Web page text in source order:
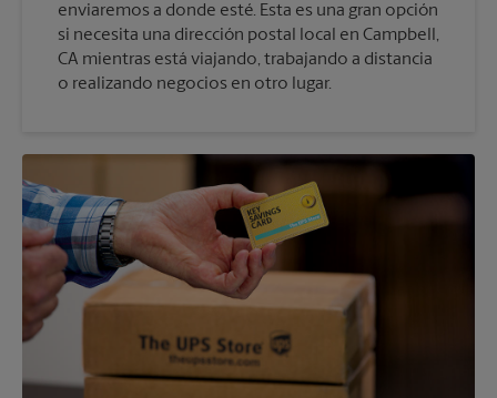
enviaremos a donde esté. Esta es una gran opción
si necesita una dirección postal local en Campbell,
CA mientras está viajando, trabajando a distancia
o realizando negocios en otro lugar.